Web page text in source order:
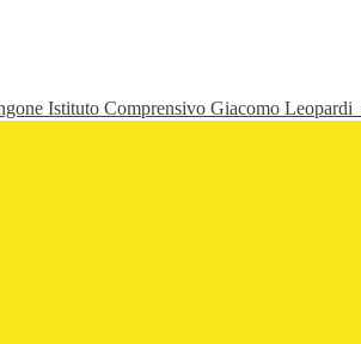
Istituto Comprensivo Giacomo Leopardi